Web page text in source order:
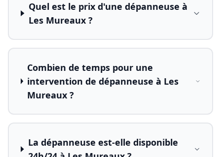
Quel est le prix d'une dépanneuse à
Les Mureaux ?
Combien de temps pour une
intervention de dépanneuse à Les
Mureaux ?
La dépanneuse est-elle disponible